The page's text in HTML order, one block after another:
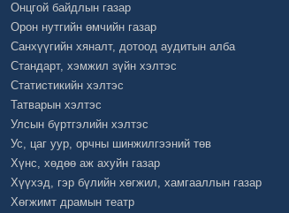
Онцгой байдлын газар
Орон нутгийн өмчийн газар
Санхүүгийн хяналт, дотоод аудитын алба
Стандарт, хэмжил зүйн хэлтэс
Статистикийн хэлтэс
Татварын хэлтэс
Улсын бүртгэлийн хэлтэс
Ус, цаг уур, орчны шинжилгээний төв
Хүнс, хөдөө аж ахуйн газар
Хүүхэд, гэр бүлийн хөгжил, хамгааллын газар
Хөгжимт драмын театр